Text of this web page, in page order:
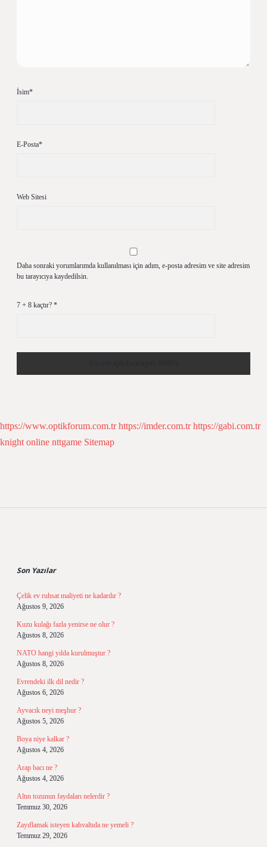
İsim*
E-Posta*
Web Sitesi
Daha sonraki yorumlarımda kullanılması için adım, e-posta adresim ve site adresim
bu tarayıcıya kaydedilsin.
7 + 8 kaçtır? *
https://www.optikforum.com.tr https://imder.com.tr https://gabi.com.tr
knight online nttgame Sitemap
Son Yazılar
Çelik ev ruhsat maliyeti ne kadardır ?
Ağustos 9, 2026
Kuzu kulağı fazla yenirse ne olur ?
Ağustos 8, 2026
NATO hangi yılda kurulmuştur ?
Ağustos 8, 2026
Evrendeki ilk dil nedir ?
Ağustos 6, 2026
Ayvacık neyi meşhur ?
Ağustos 5, 2026
Boya niye kalkar ?
Ağustos 4, 2026
Arap bacı ne ?
Ağustos 4, 2026
Altın tozunun faydaları nelerdir ?
Temmuz 30, 2026
Zayıflamak isteyen kahvaltıda ne yemeli ?
Temmuz 29, 2026